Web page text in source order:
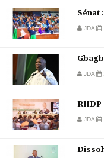
Sénat
JDA
JDA
JDA